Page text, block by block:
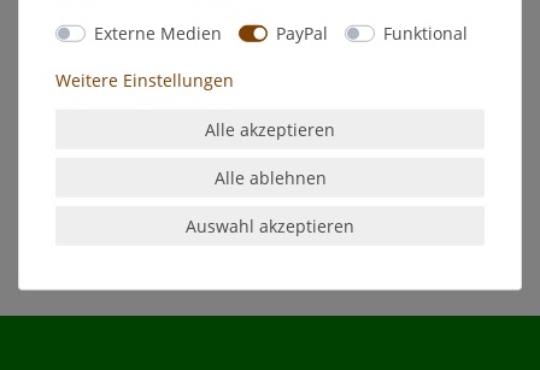
Zur Reinigung und Pflege von Laminatböden, Linoleum, Kork,
Fliesen, Parkett und Steinplatten
Externe Medien PayPal Funktional
Weitere Einstellungen
Alle akzeptieren
Alle ablehnen
Auswahl akzeptieren